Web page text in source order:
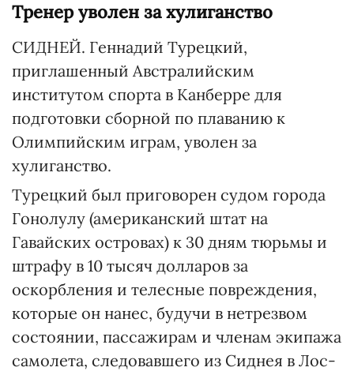
Тренер уволен за хулиганство
СИДНЕЙ. Геннадий Турецкий,
приглашенный Австралийским
институтом спорта в Канберре для
подготовки сборной по плаванию к
Олимпийским играм, уволен за
хулиганство.
Турецкий был приговорен судом города
Гонолулу (американский штат на
Гавайских островах) к 30 дням тюрьмы и
штрафу в 10 тысяч долларов за
оскорбления и телесные повреждения,
которые он нанес, будучи в нетрезвом
состоянии, пассажирам и членам экипажа
самолета, следовавшего из Сиднея в Лос-